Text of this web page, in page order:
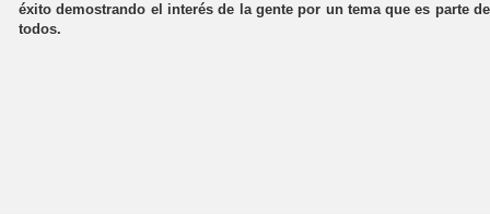
éxito demostrando el interés de la gente por un tema que es parte
todos.